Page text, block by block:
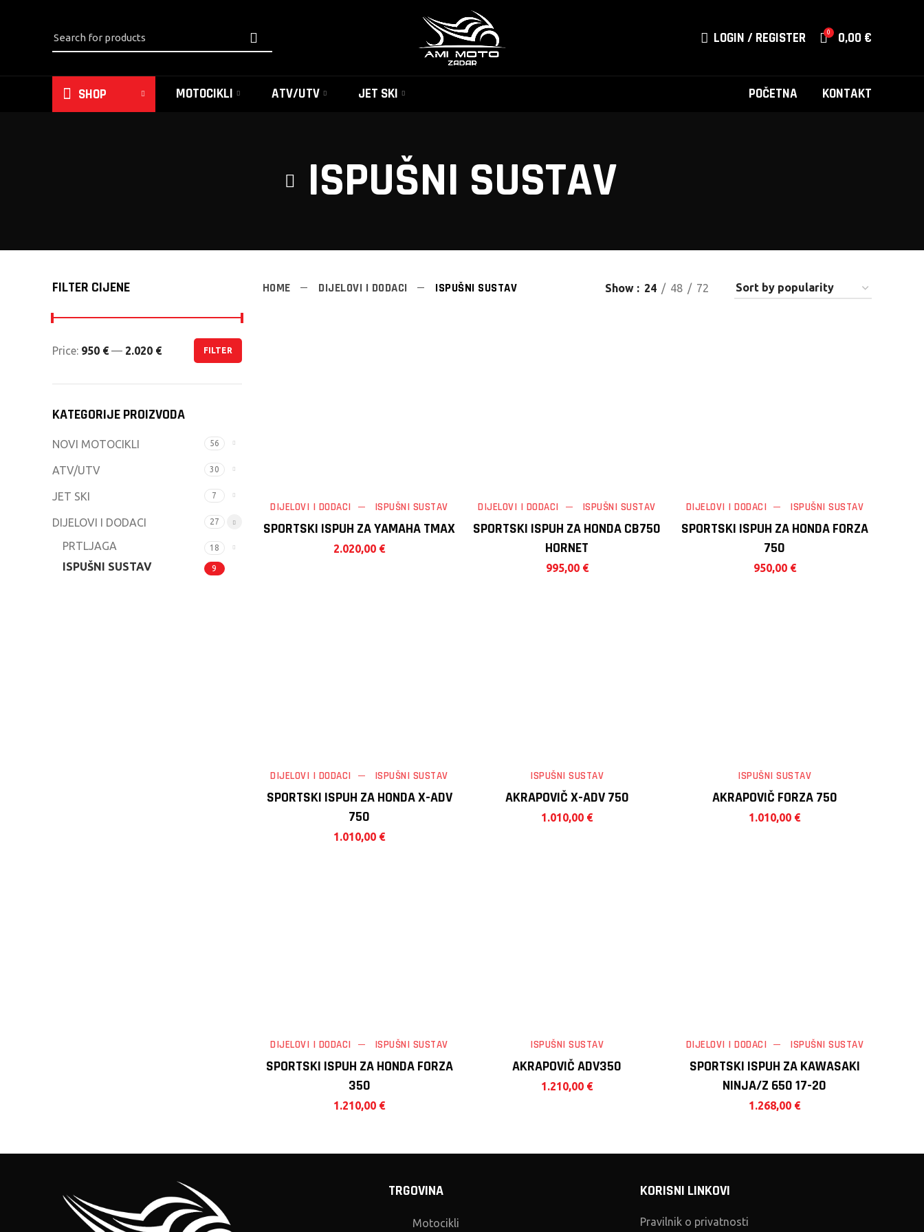
LOGIN / REGISTER 0 0,00 €
SHOP MOTOCIKLI ATV/UTV JET SKI POČETNA KONTAKT
ISPUŠNI SUSTAV
FILTER CIJENE
FILTER
Price: 950 € — 2.020 €
KATEGORIJE PROIZVODA
NOVI MOTOCIKLI 56
ATV/UTV 30
JET SKI 7
DIJELOVI I DODACI 27
PRTLJAGA 18
ISPUŠNI SUSTAV 9
HOME DIJELOVI I DODACI ISPUŠNI SUSTAV Show 24 48 72
SPORTSKI ISPUH ZA YAMAHA TMAX
DIJELOVI I DODACI ISPUŠNI SUSTAV
2.020,00 €
SPORTSKI ISPUH ZA HONDA CB750
HORNET
DIJELOVI I DODACI ISPUŠNI SUSTAV
995,00 €
SPORTSKI ISPUH ZA HONDA FORZA
750
DIJELOVI I DODACI ISPUŠNI SUSTAV
950,00 €
SPORTSKI ISPUH ZA HONDA X-ADV
750
DIJELOVI I DODACI ISPUŠNI SUSTAV
1.010,00 €
AKRAPOVIČ X-ADV 750
ISPUŠNI SUSTAV
1.010,00 €
AKRAPOVIČ FORZA 750
ISPUŠNI SUSTAV
1.010,00 €
SPORTSKI ISPUH ZA HONDA FORZA
350
DIJELOVI I DODACI ISPUŠNI SUSTAV
1.210,00 €
AKRAPOVIČ ADV350
ISPUŠNI SUSTAV
1.210,00 €
SPORTSKI ISPUH ZA KAWASAKI
NINJA/Z 650 17-20
DIJELOVI I DODACI ISPUŠNI SUSTAV
1.268,00 €
TRGOVINA
Motocikli
KORISNI LINKOVI
Pravilnik o privatnosti